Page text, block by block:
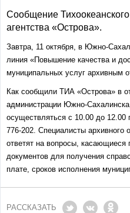
Сообщение
агентства «Острова».
Завтра, 11 октября, в Южно-
линия «Повышение качества и
муниципальных услуг архивным
Как сообщили ТИА «Острова» в
администрации Южно-
осуществляться с 10.00 до
776-202. Специалисты
ответят на вопросы, касающиеся
документов для получения
плате, сроков исполнения
РАССКАЗАТЬ